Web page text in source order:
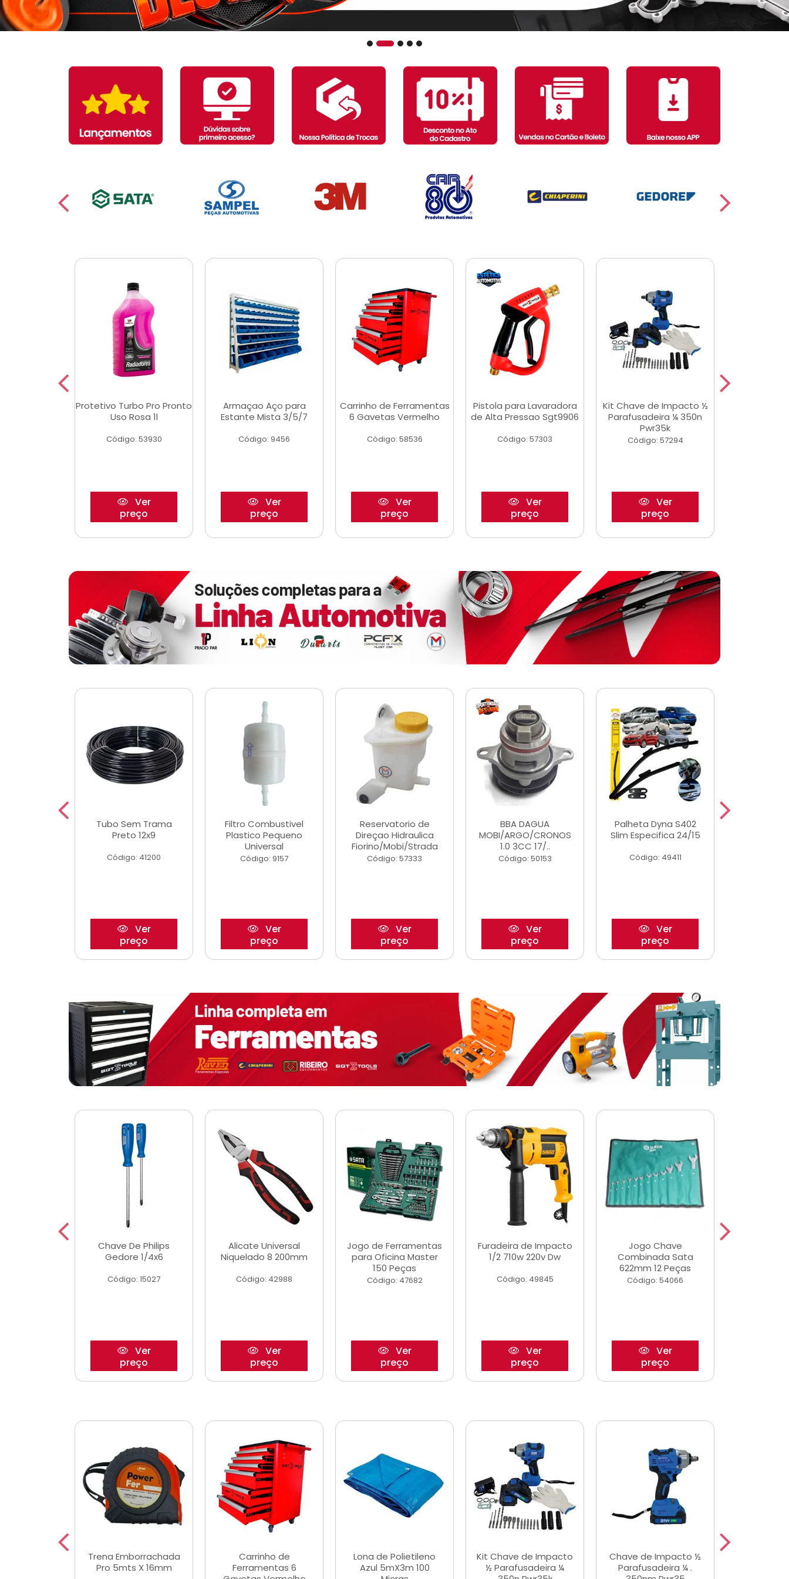
Protetivo Turbo Pro Pronto
Uso Rosa 1l
Código: 53930
Ver
preço
Armaçao Aço para
Estante Mista 3/5/7
Código: 9456
Ver
preço
Carrinho de Ferramentas
6 Gavetas Vermelho
Código: 58536
Ver
preço
Pistola para Lavaradora
de Alta Pressao Sgt9906
Código: 57303
Ver
preço
Kit Chave de Impacto ½
Parafusadeira ¼ 350n
Pwr35k
Código: 57294
Ver
preço
Tubo Sem Trama
Preto 12x9
Código: 41200
Ver
preço
Filtro Combustivel
Plastico Pequeno
Universal
Código: 9157
Ver
preço
Reservatorio de
Direçao Hidraulica
Fiorino/Mobi/Strada
Código: 57333
Ver
preço
BBA DAGUA
MOBI/ARGO/CRONOS
1.0 3CC 17/..
Código: 50153
Ver
preço
Palheta Dyna S402
Slim Especifica 24/15
Código: 49411
Ver
preço
Chave De Philips
Gedore 1/4x6
Código: 15027
Ver
preço
Alicate Universal
Niquelado 8 200mm
Código: 42988
Ver
preço
Jogo de Ferramentas
para Oficina Master
150 Peças
Código: 47682
Ver
preço
Furadeira de Impacto
1/2 710w 220v Dw
Código: 49845
Ver
preço
Jogo Chave
Combinada Sata
622mm 12 Peças
Código: 54066
Ver
preço
Trena Emborrachada
Pro 5mts X 16mm
Carrinho de
Ferramentas 6
Lona de Polietileno
Azul 5mX3m 100
Kit Chave de Impacto
½ Parafusadeira ¼
Chave de Impacto ½
Parafusadeira ¼ .